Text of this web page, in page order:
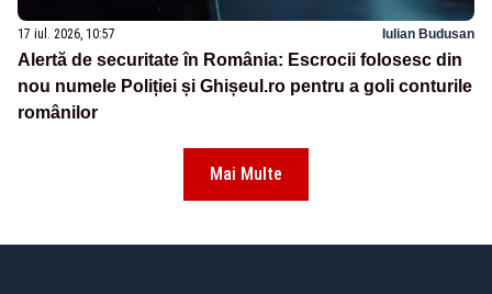
17 iul. 2026, 10:57 Iulian Budusan
Alertă de securitate în România: Escrocii folosesc din
nou numele Poliției și Ghișeul.ro pentru a goli conturile
românilor
Mai Multe